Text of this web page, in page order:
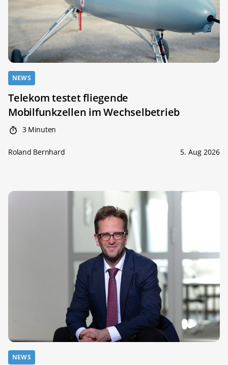
NEWS
Telekom testet fliegende
Mobilfunkzellen im Wechselbetrieb
3 Minuten
Roland Bernhard 5. Aug 2026
NEWS